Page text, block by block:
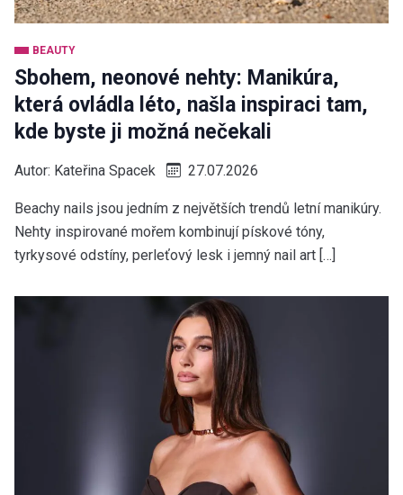
BEAUTY
Sbohem, neonové nehty: Manikúra,
která ovládla léto, našla inspiraci tam,
kde byste ji možná nečekali
Autor: Kateřina Spacek 27.07.2026
Beachy nails jsou jedním z největších trendů letní manikúry.
Nehty inspirované mořem kombinují pískové tóny,
tyrkysové odstíny, perleťový lesk i jemný nail art […]